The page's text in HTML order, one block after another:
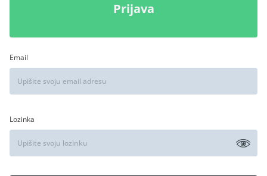
Prijava
Email
Lozinka